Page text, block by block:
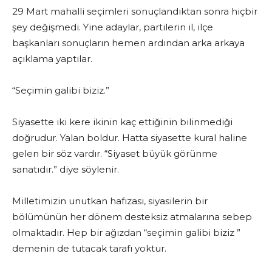
29 Mart mahalli seçimleri sonuçlandıktan sonra hiçbir
şey değişmedi. Yine adaylar, partilerin il, ilçe
başkanları sonuçların hemen ardından arka arkaya
açıklama yaptılar.
“Seçimin galibi biziz.”
Siyasette iki kere ikinin kaç ettiğinin bilinmediği
doğrudur. Yalan boldur. Hatta siyasette kural haline
gelen bir söz vardır. “Siyaset büyük görünme
sanatıdır.” diye söylenir.
Milletimizin unutkan hafızası, siyasilerin bir
bölümünün her dönem desteksiz atmalarına sebep
olmaktadır. Hep bir ağızdan “seçimin galibi biziz ”
demenin de tutacak tarafı yoktur.